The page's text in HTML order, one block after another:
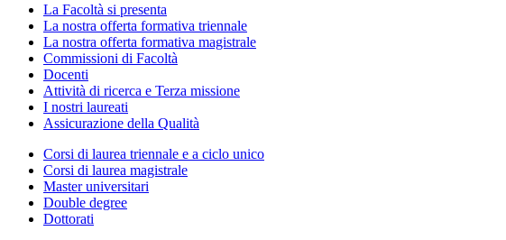
La Facoltà si presenta
La nostra offerta formativa triennale
La nostra offerta formativa magistrale
Commissioni di Facoltà
Docenti
Attività di ricerca e Terza missione
I nostri laureati
Assicurazione della Qualità
Corsi di laurea triennale e a ciclo unico
Corsi di laurea magistrale
Master universitari
Double degree
Dottorati